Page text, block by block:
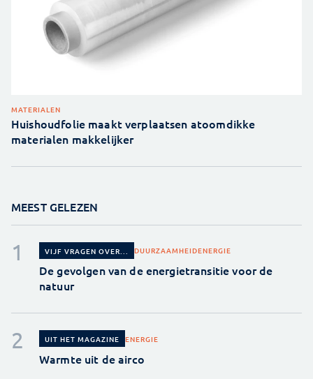
MATERIALEN
Huishoudfolie maakt verplaatsen atoomdikke
materialen makkelijker
MEEST GELEZEN
VIJF VRAGEN OVER... DUURZAAMHEIDENERGIE
De gevolgen van de energietransitie voor de
natuur
UIT HET MAGAZINE ENERGIE
Warmte uit de airco